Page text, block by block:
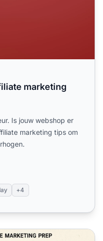
marketing
Is jouw webshop er
marketing tips om
+4
Volledige